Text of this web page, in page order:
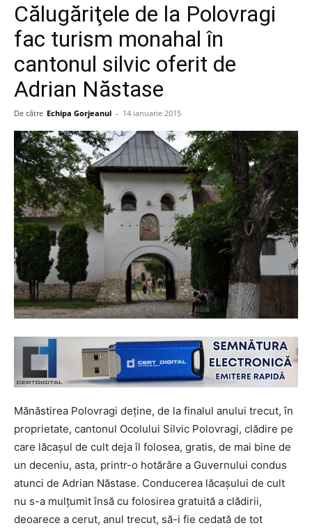
Călugăriţele de la Polovragi
fac turism monahal în
cantonul silvic oferit de
Adrian Năstase
De către Echipa Gorjeanul - 14 ianuarie 2015
Mănăstirea Polovragi deţine, de la finalul anului trecut, în
proprietate, cantonul Ocolului Silvic Polovragi, clădire pe
care lăcaşul de cult deja îl folosea, gratis, de mai bine de
un deceniu, asta, printr-o hotărâre a Guvernului condus
atunci de Adrian Năstase. Conducerea lăcaşului de cult
nu s-a mulţumit însă cu folosirea gratuită a clădirii,
deoarece a cerut, anul trecut, să-i fie cedată de tot